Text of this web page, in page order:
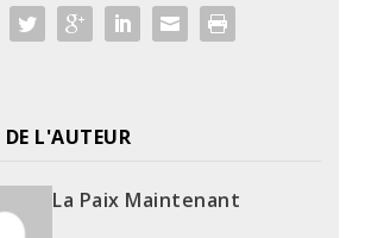
L'AUTEUR
La Paix Maintenant